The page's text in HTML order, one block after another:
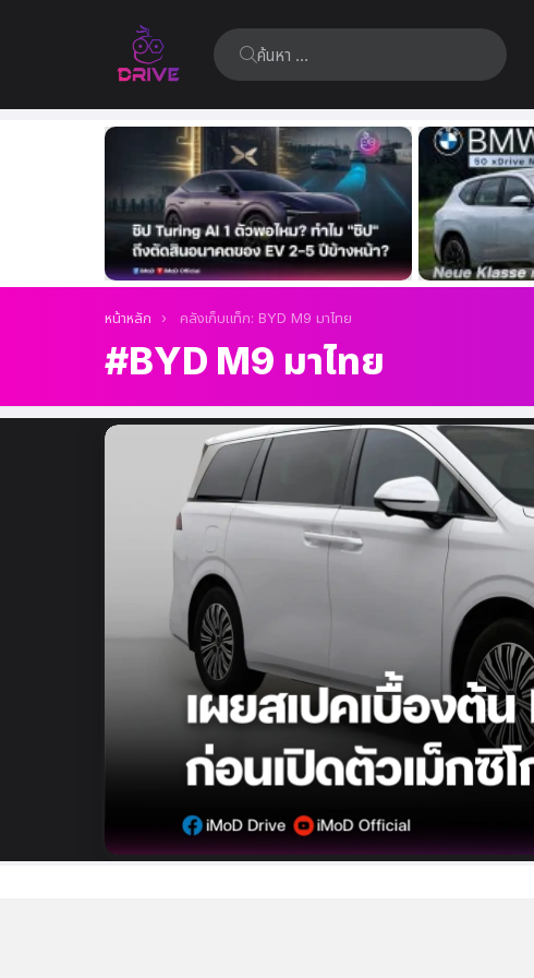
ค้นหา:
เรื่อง
ล่าสุด
คุณอยู่ที่นี่:
หน้าหลัก คลังเก็บแท็ก: BYD M9 มาไทย
BYD M9 มาไทย
เรื่อง